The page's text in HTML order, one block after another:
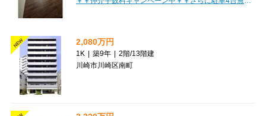
NEW 2,080万円
1K | 築9年 | 2階/13階建
川崎市川崎区南町